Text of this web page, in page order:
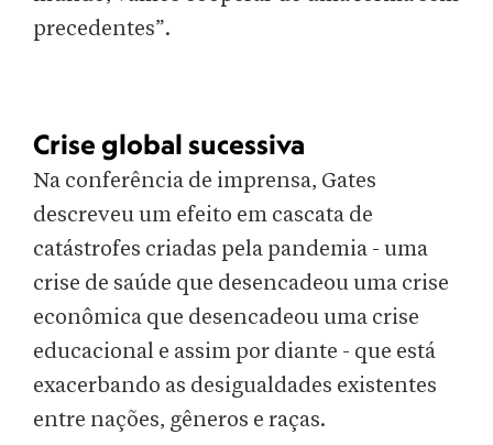
precedentes”.
Crise global sucessiva
Na conferência de imprensa, Gates
descreveu um efeito em cascata de
catástrofes criadas pela pandemia - uma
crise de saúde que desencadeou uma crise
econômica que desencadeou uma crise
educacional e assim por diante - que está
exacerbando as desigualdades existentes
entre nações, gêneros e raças.